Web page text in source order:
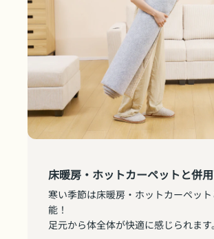
床暖房・ホットカーペットと併
寒い季節は床暖房・ホットカーペッ
能！
足元から体全体が快適に感じられます。